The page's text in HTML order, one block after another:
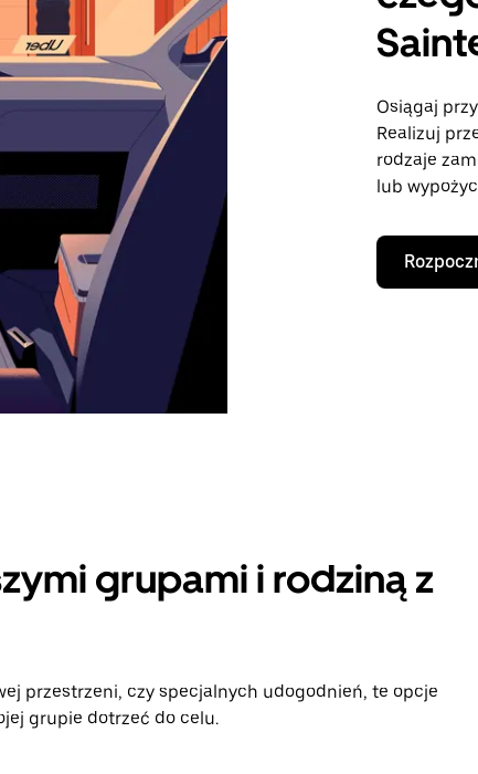
Osiągaj
Realizuj
rodzaje
lub
grupami i rodziną z
przestrzeni, czy specjalnych udogodnień, te opcje
grupie dotrzeć do celu.